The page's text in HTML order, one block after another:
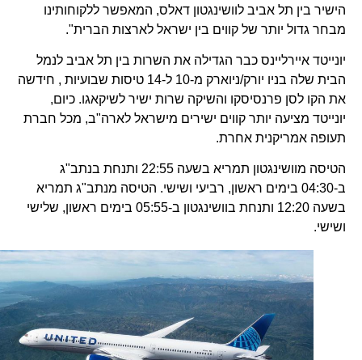
הישיר בין תל אביב לוושינגטון דאלס, המאפשר ללקוחותינו
מבחר גדול יותר של קווים בין ישראל לארצות הברית".
יונייטד איירליינס כבר הגדילה את השרות בין תל אביב לנמל
הבית שלה בניו יורק/ניוארק מ-10 ל-14 טיסות שבועיות , חידשה
את הקו לסן פרנסיסקו והשיקה שרות ישיר לשיקאגו. כיום,
יונייטד מציעה יותר קווים ישירים מישראל לארה"ב, מכל חברת
תעופה אמריקנית אחרת.
הטיסה מוושינגטון תמריא בשעה 22:55 ותנחת בנתב"ג
ב-04:30 בימים ראשון, רביעי ושישי. הטיסה מנתב"ג תמריא
בשעה 12:20 ותנחת בוושינגטון ב-05:55 בימים ראשון, שלישי
ושישי.